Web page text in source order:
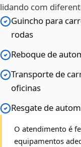
lidando com
Guincho para
rodas
Reboque de
Transporte de
oficinas
Resgate de
O atendimento é
equipamentos